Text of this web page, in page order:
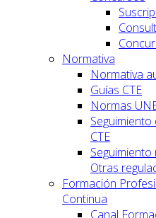
Normativa
Normativa
Guías CTE
Normas
CTE
Otras
Formación
Continua
Canal